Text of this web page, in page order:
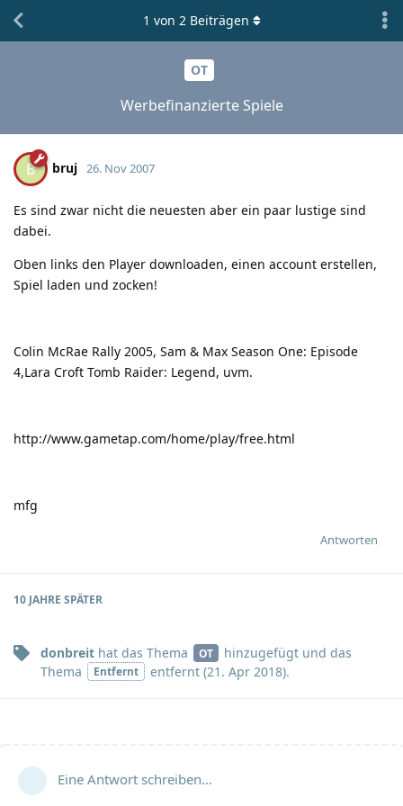
OT
Werbefinanzierte Spiele
1 von 2Beiträgen
B bruj 26. Nov 2007
Es sind zwar nicht die neuesten aber ein paar lustige sind
dabei.
Oben links den Player downloaden, einen account erstellen,
Spiel laden und zocken!
Colin McRae Rally 2005, Sam & Max Season One: Episode
4,Lara Croft Tomb Raider: Legend, uvm.
http://www.gametap.com/home/play/free.html
mfg
Antworten
10 JAHRE SPÄTER
donbreit hat das Thema OT hinzugefügt und das
Thema
Entfernt entfernt (21. Apr 2018).
Eine Antwort schreiben…